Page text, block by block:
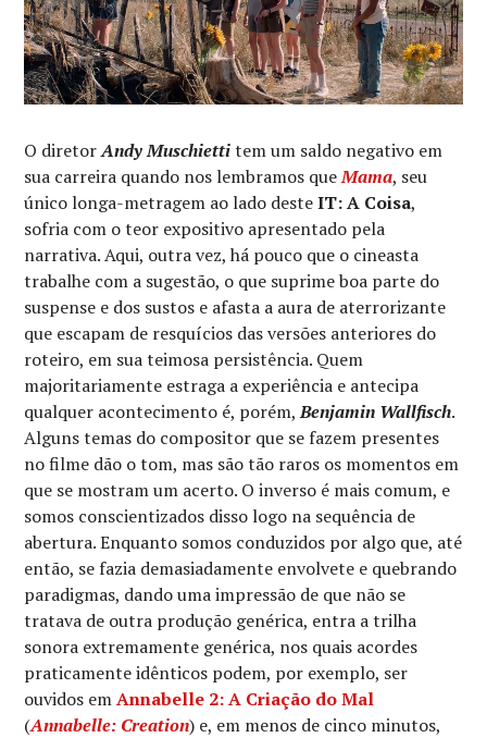
O diretorAndy Muschiettitem um saldo negativo em
sua carreira quando nos lembramos queMama, seu
único longa-metragem ao lado desteIT: A Coisa,
sofria com o teor expositivo apresentado pela
narrativa. Aqui, outra vez, há pouco que o cineasta
trabalhe com a sugestão, o que suprime boa parte do
suspense e dos sustos e afasta a aura de aterrorizante
que escapam de resquícios das versões anteriores do
roteiro, em sua teimosa persistência. Quem
majoritariamente estraga a experiência e antecipa
qualquer acontecimento é, porém,Benjamin Wallfisch.
Alguns temas do compositor que se fazem presentes
no filme dão o tom, mas são tão raros os momentos em
que se mostram um acerto. O inverso é mais comum, e
somos conscientizados disso logo na sequência de
abertura. Enquanto somos conduzidos por algo que, até
então, se fazia demasiadamente envolvete e quebrando
paradigmas, dando uma impressão de que não se
tratava de outra produção genérica, entra a trilha
sonora extremamente genérica, nos quais acordes
praticamente idênticos podem, por exemplo, ser
ouvidos emAnnabelle 2: A Criação do Mal
(Annabelle: Creation) e, em menos de cinco minutos,